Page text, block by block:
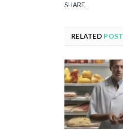
SHARE.
RELATED